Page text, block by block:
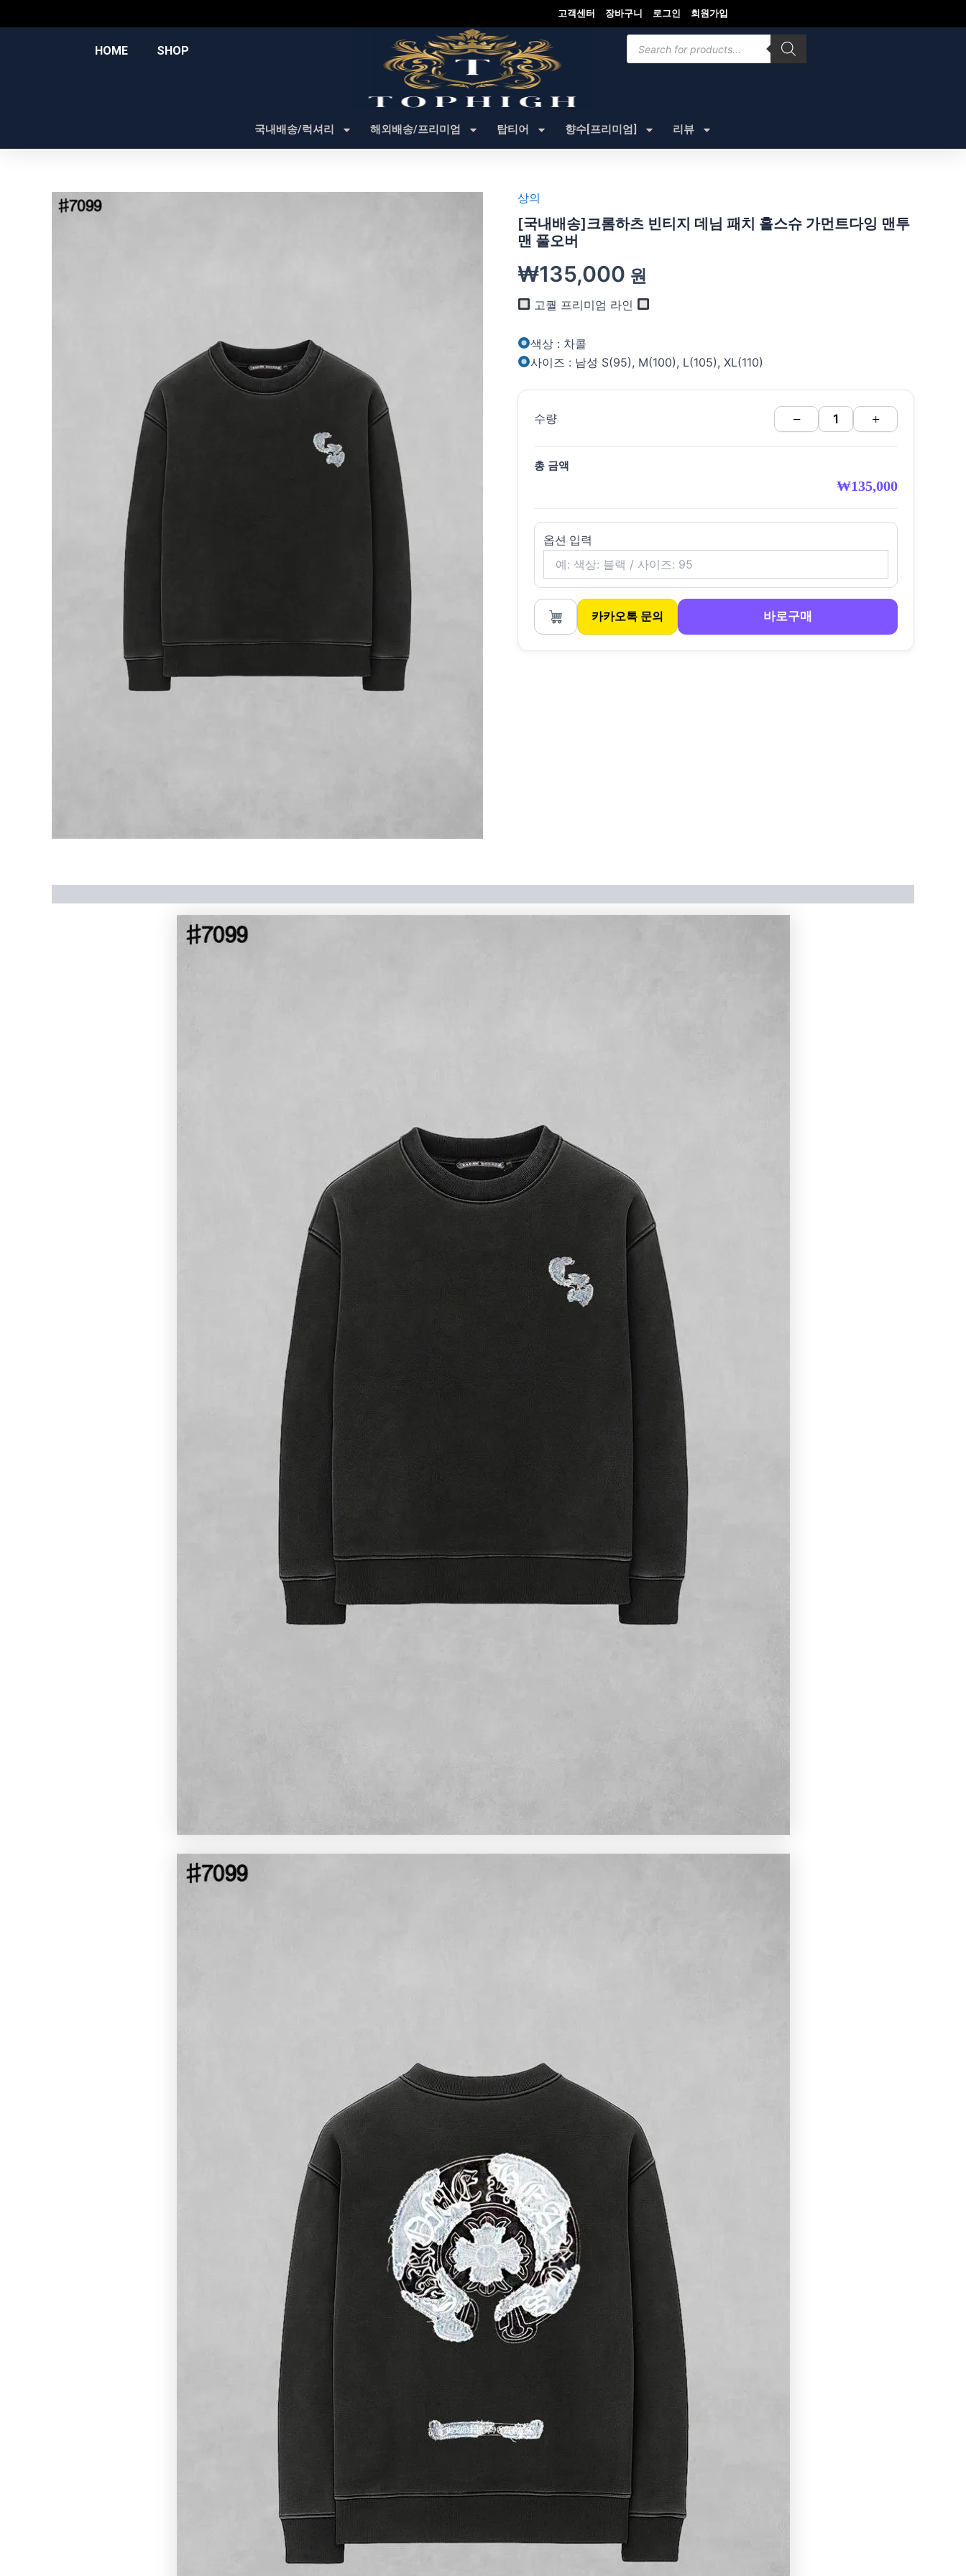
텐
고객센터 장바구니 로그인 회원가입
HOME SHOP
search
국내배송/럭셔리 해외배송/프리미엄 탑티어 향수[프리미엄] 리뷰
상의
[국내배송]크롬하츠 빈티지 데님 패치 홀스슈 가먼트다잉 맨투
맨 풀오버
₩135,000 원
고퀄 프리미엄 라인
색상 : 차콜
사이즈 : 남성 S(95), M(100), L(105), XL(110)
수량 − +
총 금액
₩135,000
옵션 입력
카카오톡 문의 바로구매